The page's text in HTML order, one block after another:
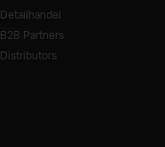
Detailhandel
B2B Partners
Distributors